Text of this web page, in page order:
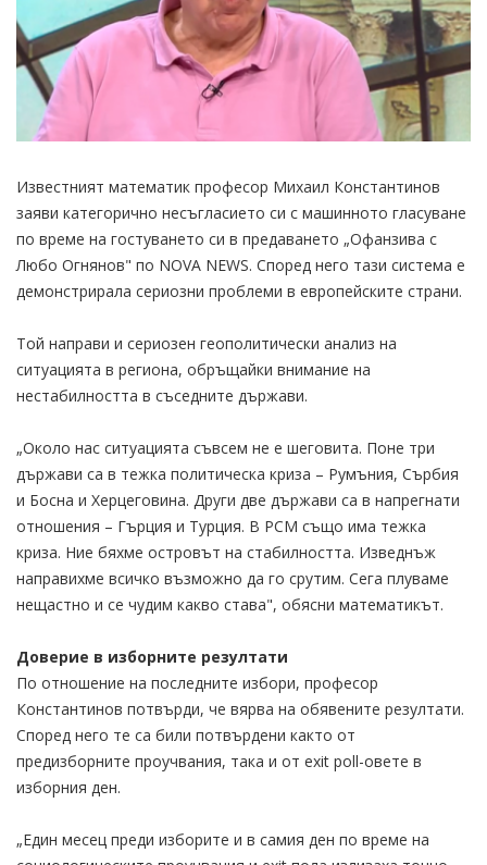
Известният математик професор Михаил Константинов
заяви категорично несъгласието си с машинното гласуване
по време на гостуването си в предаването „Офанзива с
Любо Огнянов" по NOVA NEWS. Според него тази система е
демонстрирала сериозни проблеми в европейските страни.
Той направи и сериозен геополитически анализ на
ситуацията в региона, обръщайки внимание на
нестабилността в съседните държави.
„Около нас ситуацията съвсем не е шеговита. Поне три
държави са в тежка политическа криза – Румъния, Сърбия
и Босна и Херцеговина. Други две държави са в напрегнати
отношения – Гърция и Турция. В РСМ също има тежка
криза. Ние бяхме островът на стабилността. Изведнъж
направихме всичко възможно да го срутим. Сега плуваме
нещастно и се чудим какво става", обясни математикът.
Доверие в изборните резултати
По отношение на последните избори, професор
Константинов потвърди, че вярва на обявените резултати.
Според него те са били потвърдени както от
предизборните проучвания, така и от exit poll-овете в
изборния ден.
„Един месец преди изборите и в самия ден по време на